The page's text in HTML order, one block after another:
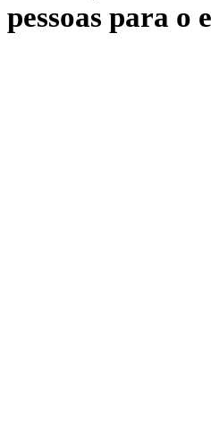
pessoas para o